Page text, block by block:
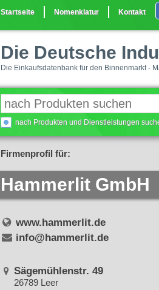
Startseite Nomenklatur Kontakt
Die Deutsche
Die Einkaufsdatenbank für den Binnenmarkt -
nach Produkten und Dienstleistungen
Firmenprofil für:
Hammerlit GmbH
www.hammerlit.de
info@hammerlit.de
Sägemühlenstr. 49
26789 Leer